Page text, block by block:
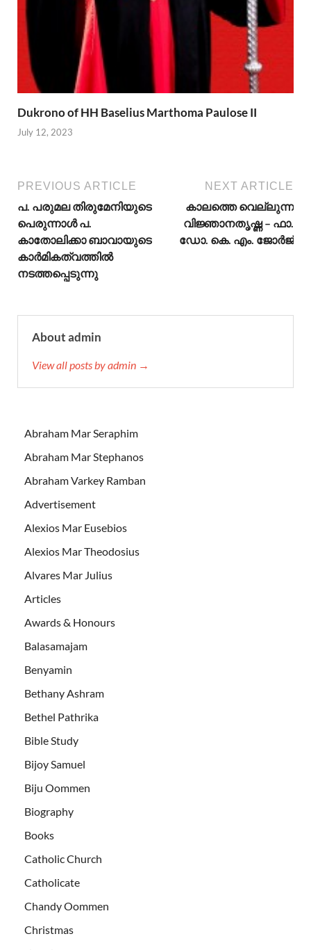
Dukrono of HH Baselius Marthoma Paulose II
July 12, 2023
PREVIOUS ARTICLE
പ. പരുമല തിരുമേനിയുടെ
പെരുന്നാള്‍ പ.
കാതോലിക്കാ ബാവായുടെ
കാര്‍മികത്വത്തില്‍
നടത്തപ്പെടുന്നു
NEXT ARTICLE
കാലത്തെ വെല്ലുന്ന
വിജ്ഞാനതൃഷ്ണ – ഫാ.
ഡോ. കെ. എം. ജോര്‍ജ്
About admin
View all posts by admin →
Abraham Mar Seraphim
Abraham Mar Stephanos
Abraham Varkey Ramban
Advertisement
Alexios Mar Eusebios
Alexios Mar Theodosius
Alvares Mar Julius
Articles
Awards & Honours
Balasamajam
Benyamin
Bethany Ashram
Bethel Pathrika
Bible Study
Bijoy Samuel
Biju Oommen
Biography
Books
Catholic Church
Catholicate
Chandy Oommen
Christmas